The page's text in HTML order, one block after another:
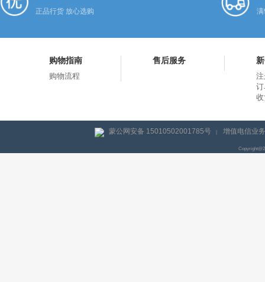
正品行货 放心选购
购物指南
购物流程
售后服务
蒙公网安备 15010502001785号 | 增值电信业